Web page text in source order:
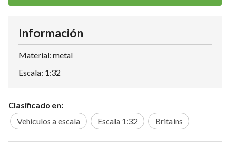
Información
Material: metal
Escala: 1:32
Clasificado en:
Vehiculos a escala
Escala 1:32 Britains